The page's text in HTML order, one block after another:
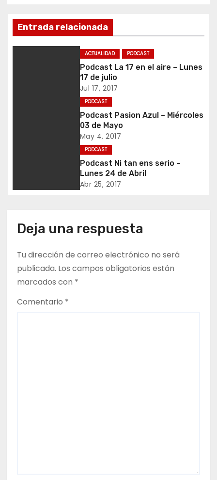
v
e
d
e
n
t
r
Entrada relacionada
ACTUALIDAD PODCAST
Podcast La 17 en el aire – Lunes
17 de julio
Jul 17, 2017
PODCAST
Podcast Pasion Azul – Miércoles
03 de Mayo
May 4, 2017
PODCAST
Podcast Ni tan ens serio –
Lunes 24 de Abril
Abr 25, 2017
Deja una respuesta
Tu dirección de correo electrónico no será
publicada. Los campos obligatorios están
marcados con *
Comentario *